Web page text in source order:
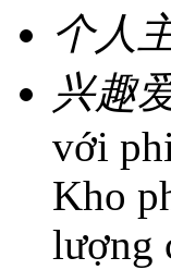
个人
兴趣
với
Kho
lượng